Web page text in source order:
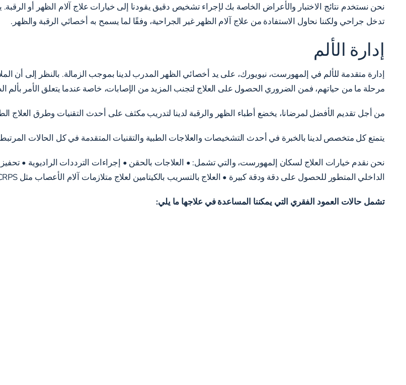
نحن نستخدم نتائج الاختبار والأعراض الخاصة بك لإجراء تشخيص دقيق يقودنا إلى خيارات علاج آلام الظهر أو
تدخل جراحي ولكننا نحاول الاستفادة من علاج آلام الظهر غير الجراحية، وفقًا لما يسمح به أخصائي الرقبة والظهر.
إدارة الألم
إدارة متقدمة للألم في إلمهورست، نيويورك، على يد أخصائي الظهر المدرب لدينا بموجب الزمالة. بالنظر إلى أن
مرحلة ما من حياتهم، فمن الضروري الحصول على العلاج لتجنب المزيد من الإصابات، خاصة عندما يتعلق الأمر بألم
من أجل تقديم الأفضل لمرضانا، يخضع أطباء الظهر والرقبة لدينا لتدريب مكثف على أحدث التقنيات وطرق العلاج
يتمتع كل متخصص لدينا بالخبرة في أحدث التشخيصات والعلاجات الطبية والتقنيات المتقدمة في كل الحالات المرتبطة
نحن نقدم خيارات العلاج لسكان إلمهورست، والتي تشمل: • العلاجات بالحقن • إجراءات الترددات الراديوية •
الداخلي المتطور للحصول على دقة ودقة كبيرة • العلاج بالتسريب بالكيتامين لعلاج متلازمات آلام الأعصاب مثل CRPS.
تشمل حالات العمود الفقري التي يمكننا المساعدة في علاجها ما يلي: